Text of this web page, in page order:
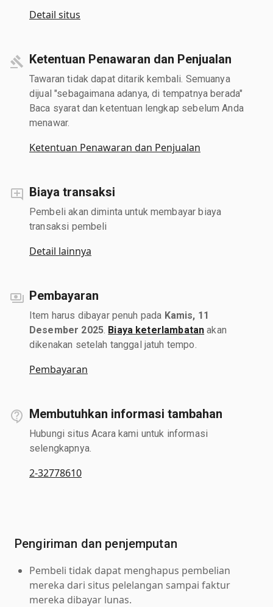
Detail situs
Ketentuan Penawaran dan Penjualan
Tawaran tidak dapat ditarik kembali. Semuanya
dijual "sebagaimana adanya, di tempatnya berada"
Baca syarat dan ketentuan lengkap sebelum Anda
menawar.
Ketentuan Penawaran dan Penjualan
Biaya transaksi
Pembeli akan diminta untuk membayar biaya
transaksi pembeli
Detail lainnya
Pembayaran
Item harus dibayar penuh pada Kamis, 11
Desember 2025. Biaya keterlambatan akan
dikenakan setelah tanggal jatuh tempo.
Pembayaran
Membutuhkan informasi tambahan
Hubungi situs Acara kami untuk informasi
selengkapnya.
2-32778610
Pengiriman dan penjemputan
Pembeli tidak dapat menghapus pembelian
mereka dari situs pelelangan sampai faktur
mereka dibayar lunas.